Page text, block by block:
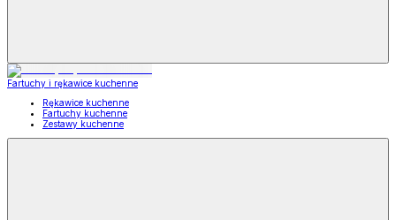
Fartuchy i rękawice kuchenne
Rękawice kuchenne
Fartuchy kuchenne
Zestawy kuchenne